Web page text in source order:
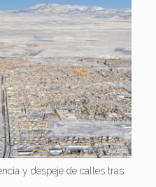
y despeje de calles tras